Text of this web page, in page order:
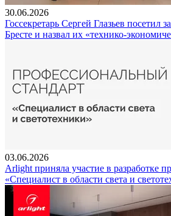
30.06.2026
Госсекретарь Сергей Глазьев посетил
Бресте и назвал их «технико-
03.06.2026
Arlight приняла участие в разработке
«Специалист в области света и